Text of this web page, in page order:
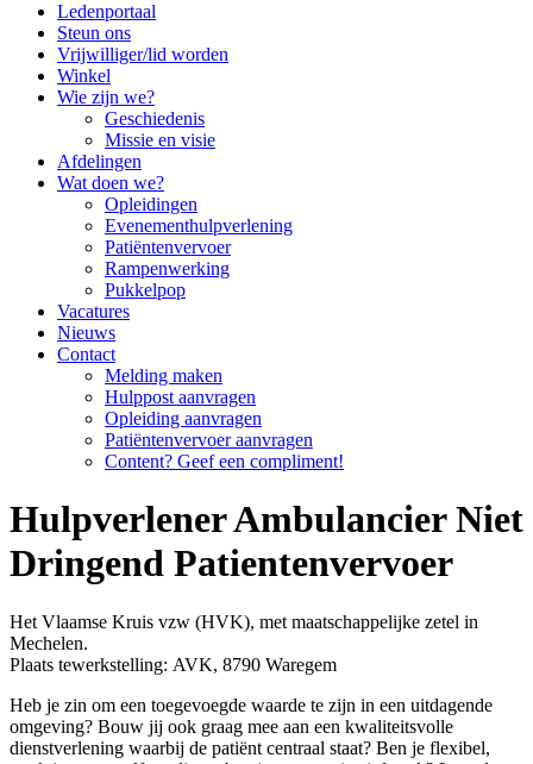
Ledenportaal
Steun ons
Vrijwilliger/lid worden
Winkel
Wie zijn we?
Geschiedenis
Missie en visie
Afdelingen
Wat doen we?
Opleidingen
Evenementhulpverlening
Patiëntenvervoer
Rampenwerking
Pukkelpop
Vacatures
Nieuws
Contact
Melding maken
Hulppost aanvragen
Opleiding aanvragen
Patiëntenvervoer aanvragen
Content? Geef een compliment!
Hulpverlener Ambulancier Niet
Dringend Patientenvervoer
Het Vlaamse Kruis vzw (HVK), met maatschappelijke zetel in
Mechelen.
Plaats tewerkstelling: AVK, 8790 Waregem
Heb je zin om een toegevoegde waarde te zijn in een uitdagende
omgeving? Bouw jij ook graag mee aan een kwaliteitsvolle
dienstverlening waarbij de patiënt centraal staat? Ben je flexibel,